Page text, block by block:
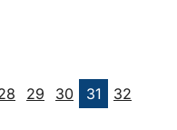
29 30 31 32